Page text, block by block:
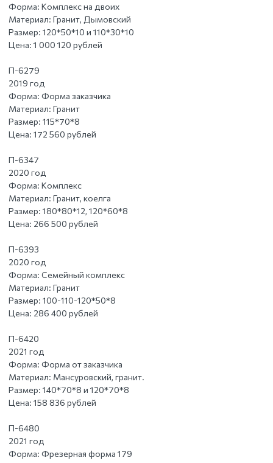
Форма: Комплекс на двоих
Материал: Гранит, Дымовский
Размер: 120*50*10 и 110*30*10
Цена: 1 000 120 рублей
П-6279
2019 год
Форма: Форма заказчика
Материал: Гранит
Размер: 115*70*8
Цена: 172 560 рублей
П-6347
2020 год
Форма: Комплекс
Материал: Гранит, коелга
Размер: 180*80*12, 120*60*8
Цена: 266 500 рублей
П-6393
2020 год
Форма: Семейный комплекс
Материал: Гранит
Размер: 100-110-120*50*8
Цена: 286 400 рублей
П-6420
2021 год
Форма: Форма от заказчика
Материал: Мансуровский, гранит.
Размер: 140*70*8 и 120*70*8
Цена: 158 836 рублей
П-6480
2021 год
Форма: Фрезерная форма 179